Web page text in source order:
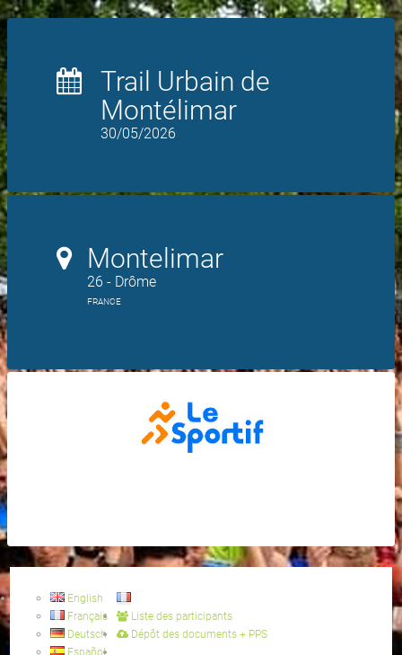
Trail Urbain de
Montélimar
30/05/2026
Montelimar
26 - Drôme
FRANCE
English
Français
Deutsch
Español
Liste des participants
Dépôt des documents + PPS